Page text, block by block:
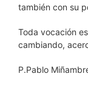
también con su
Toda vocación
cambiando,
P.Pablo